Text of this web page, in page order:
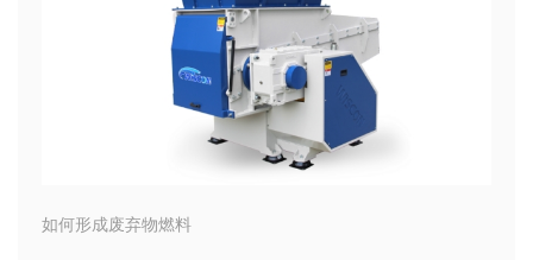
如何形成废弃物燃料